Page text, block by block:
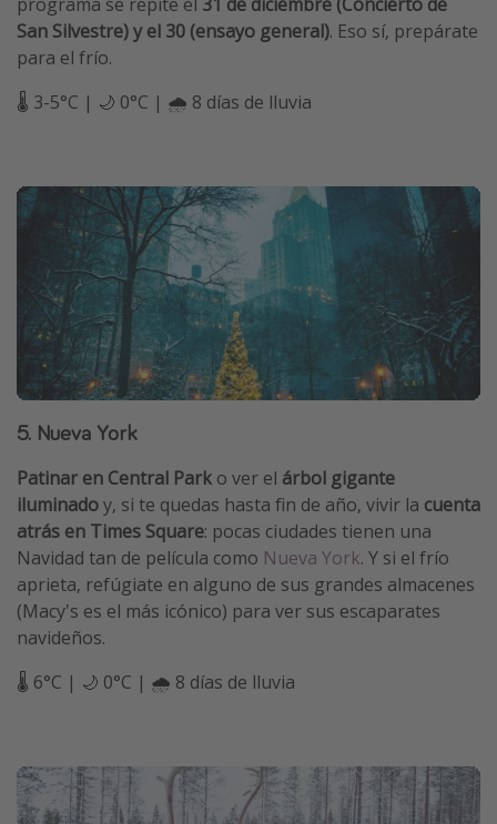
programa se repite el 31 de diciembre (Concierto de
San Silvestre) y el 30 (ensayo general). Eso sí, prepárate
para el frío.
🌡️ 3-5°C | 🌙 0°C | 🌧️ 8 días de lluvia
5. Nueva York
Patinar en Central Park o ver el árbol gigante
iluminadoy, si te quedas hasta fin de año, vivir la cuenta
atrás en Times Square: pocas ciudades tienen una
Navidad tan de película como Nueva York. Y si el frío
aprieta, refúgiate en alguno de sus grandes almacenes
(Macy's es el más icónico) para ver sus escaparates
navideños.
🌡️ 6°C | 🌙 0°C | 🌧️ 8 días de lluvia